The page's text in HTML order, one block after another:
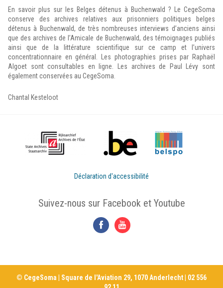
En savoir plus sur les Belges détenus à Buchenwald ? Le CegeSoma
conserve des archives relatives aux prisonniers politiques belges
détenus à Buchenwald, de très nombreuses interviews d’anciens ainsi
que des archives de l’Amicale de Buchenwald, des témoignages publiés
ainsi que de la littérature scientifique sur ce camp et l’univers
concentrationnaire en général. Les photographies prises par Raphaël
Algoet sont consultables en ligne. Les archives de Paul Lévy sont
également conservées au CegeSoma.
Chantal Kesteloot
Déclaration d'accessibilité
Suivez-nous sur Facebook et Youtube
© CegeSoma | Square de l'Aviation 29, 1070 Anderlecht | 02 556